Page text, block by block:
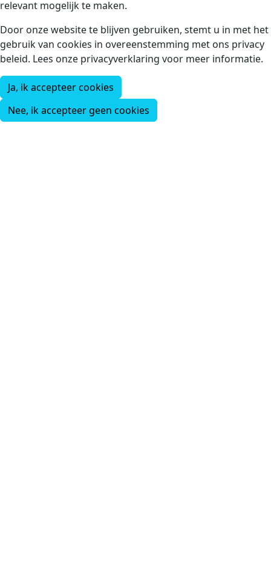
relevant mogelijk te maken.
Door onze website te blijven gebruiken, stemt u in met het
gebruik van cookies in overeenstemming met ons privacy
beleid. Lees onze privacyverklaring voor meer informatie.
Ja, ik accepteer cookies
Nee, ik accepteer geen cookies